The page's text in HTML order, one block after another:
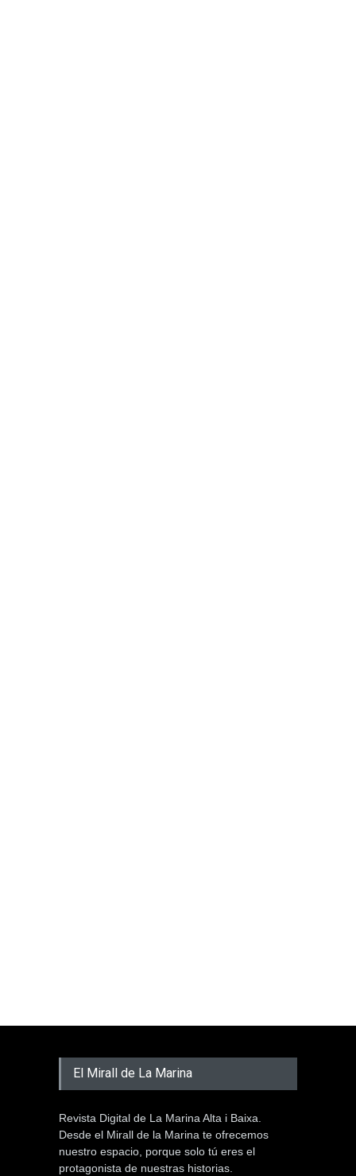
El Mirall de La Marina
Revista Digital de La Marina Alta i Baixa.
Desde el Mirall de la Marina te ofrecemos
nuestro espacio, porque solo tú eres el
protagonista de nuestras historias.